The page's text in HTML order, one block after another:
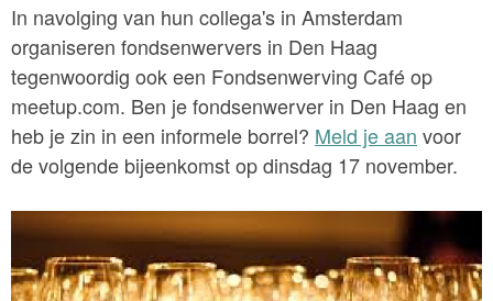
In navolging van hun collega's in Amsterdam
organiseren fondsenwervers in Den Haag
tegenwoordig ook een Fondsenwerving Café op
meetup.com. Ben je fondsenwerver in Den Haag en
heb je zin in een informele borrel? Meld je aan voor
de volgende bijeenkomst op dinsdag 17 november.